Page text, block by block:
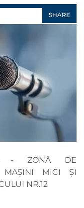
SHARE
- ZONĂ DE
MAȘINI MICI ȘI
NR.12